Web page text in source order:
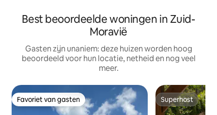
Best beoordeelde woningen in Zuid-
Moravië
Gasten zijn unaniem: deze huizen worden hoog
beoordeeld voor hun locatie, netheid en nog veel
meer.
Favoriet van gasten
Favoriet van gasten Superhost
Superhost